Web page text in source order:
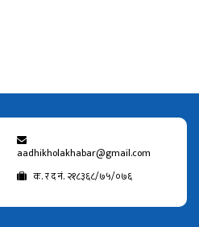
aadhikholakhabar@gmail.com
क. र द नं. २१८३६८/७५/०७६